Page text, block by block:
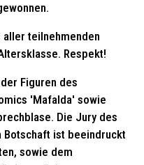
teilnehmenden
Respekt!
Figuren des
'Mafalda' sowie
Die Jury des
ist beeindruckt
sowie dem